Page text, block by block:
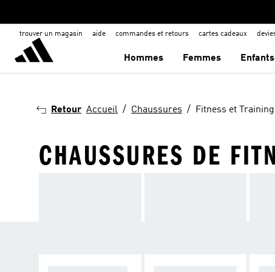
trouver un magasin aide commandes et retours cartes cadeaux
Hommes Femmes Enfants
Retour Accueil Chaussures Fitness et Training
CHAUSSURES DE